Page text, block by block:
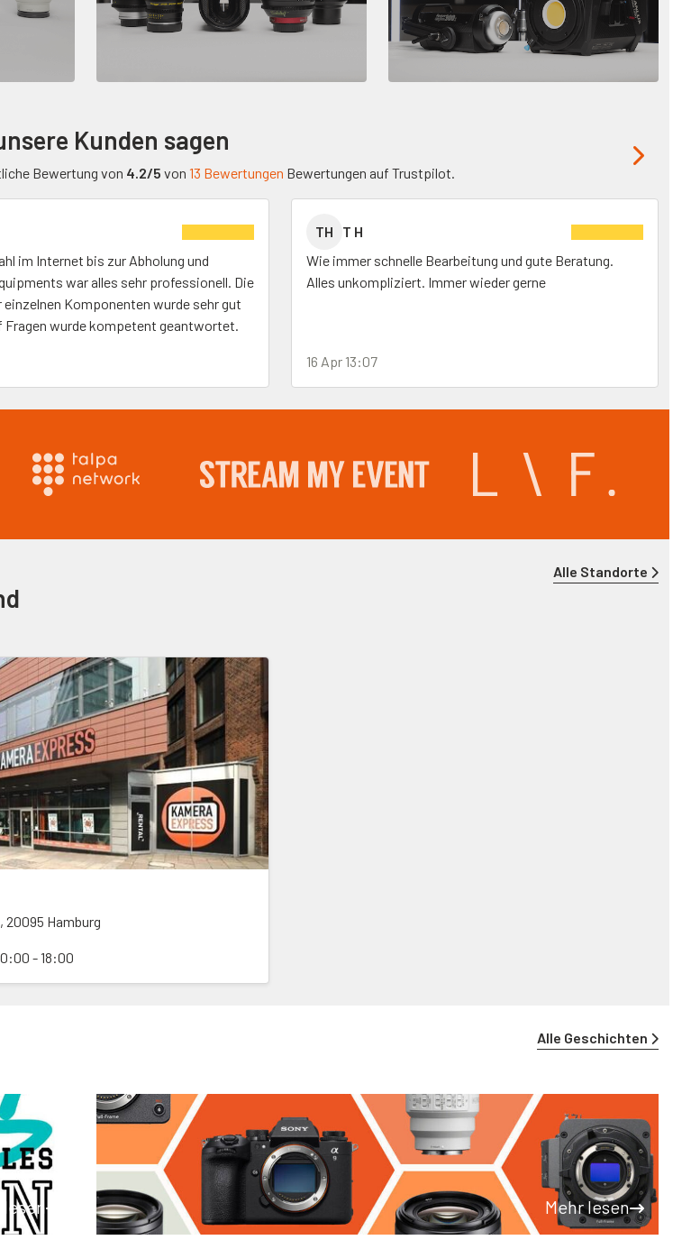
Kunden sagen
Bewertung von 4.2/5 von 13 Bewertungen Bewertungen auf Trustpilot.
im Internet bis zur Abholung und
war alles sehr professionell. Die
einzelnen Komponenten wurde sehr gut
Fragen wurde kompetent geantwortet.
TH
T H
Wie immer schnelle Bearbeitung und gute Beratung.
Alles unkompliziert. Immer wieder gerne
16 Apr 13:07
Alle Standorte
20095 Hamburg
- 18:00
Alle Geschichten
Mehr lesen